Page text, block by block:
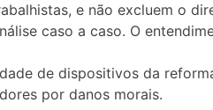
e não excluem o
caso a caso. O
de dispositivos da
por danos morais.